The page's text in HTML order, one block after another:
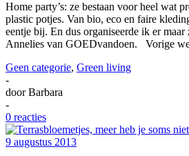
Home party’s: ze bestaan voor heel wat
plastic potjes. Van bio, eco en faire
eentje bij. En dus organiseerde ik er maar
Annelies van GOEDvandoen. Vorige
Geen categorie, Green living
-
doorBarbara
-
0 reacties
9 augustus 2013